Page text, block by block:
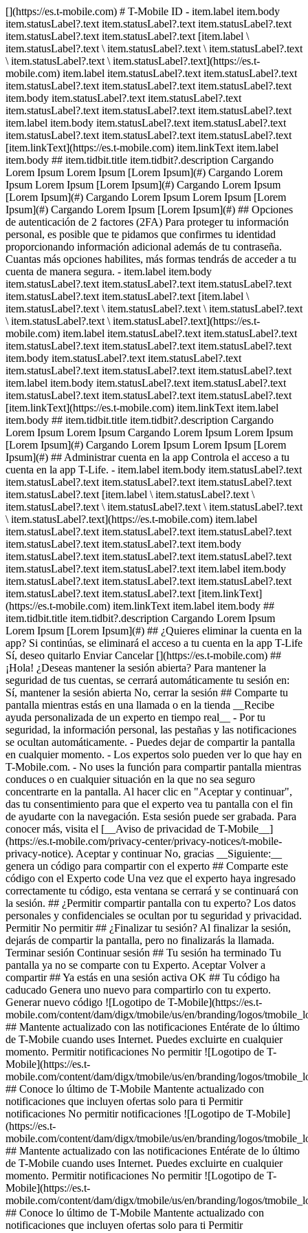
[](https://es.t-mobile.com) # T-Mobile ID - item.label item.body
item.statusLabel?.text item.statusLabel?.text item.statusLabel?.text
item.statusLabel?.text item.statusLabel?.text [item.label \
item.statusLabel?.text \ item.statusLabel?.text \ item.statusLabel?.text
\ item.statusLabel?.text \ item.statusLabel?.text](https://es.t-
mobile.com) item.label item.statusLabel?.text item.statusLabel?.text
item.statusLabel?.text item.statusLabel?.text item.statusLabel?.text
item.body item.statusLabel?.text item.statusLabel?.text
item.statusLabel?.text item.statusLabel?.text item.statusLabel?.text
item.label item.body item.statusLabel?.text item.statusLabel?.text
item.statusLabel?.text item.statusLabel?.text item.statusLabel?.text
[item.linkText](https://es.t-mobile.com) item.linkText item.label
item.body ## item.tidbit.title item.tidbit?.description Cargando
Lorem Ipsum Lorem Ipsum [Lorem Ipsum](#) Cargando Lorem
Ipsum Lorem Ipsum [Lorem Ipsum](#) Cargando Lorem Ipsum
[Lorem Ipsum](#) Cargando Lorem Ipsum Lorem Ipsum [Lorem
Ipsum](#) Cargando Lorem Ipsum [Lorem Ipsum](#) ## Opciones
de autenticación de 2 factores (2FA) Para proteger tu información
personal, es posible que te pidamos que confirmes tu identidad
proporcionando información adicional además de tu contraseña.
Cuantas más opciones habilites, más formas tendrás de acceder a tu
cuenta de manera segura. - item.label item.body
item.statusLabel?.text item.statusLabel?.text item.statusLabel?.text
item.statusLabel?.text item.statusLabel?.text [item.label \
item.statusLabel?.text \ item.statusLabel?.text \ item.statusLabel?.text
\ item.statusLabel?.text \ item.statusLabel?.text](https://es.t-
mobile.com) item.label item.statusLabel?.text item.statusLabel?.text
item.statusLabel?.text item.statusLabel?.text item.statusLabel?.text
item.body item.statusLabel?.text item.statusLabel?.text
item.statusLabel?.text item.statusLabel?.text item.statusLabel?.text
item.label item.body item.statusLabel?.text item.statusLabel?.text
item.statusLabel?.text item.statusLabel?.text item.statusLabel?.text
[item.linkText](https://es.t-mobile.com) item.linkText item.label
item.body ## item.tidbit.title item.tidbit?.description Cargando
Lorem Ipsum Lorem Ipsum Cargando Lorem Ipsum Lorem Ipsum
[Lorem Ipsum](#) Cargando Lorem Ipsum Lorem Ipsum [Lorem
Ipsum](#) ## Administrar cuenta en la app Controla el acceso a tu
cuenta en la app T-Life. - item.label item.body item.statusLabel?.text
item.statusLabel?.text item.statusLabel?.text item.statusLabel?.text
item.statusLabel?.text [item.label \ item.statusLabel?.text \
item.statusLabel?.text \ item.statusLabel?.text \ item.statusLabel?.text
\ item.statusLabel?.text](https://es.t-mobile.com) item.label
item.statusLabel?.text item.statusLabel?.text item.statusLabel?.text
item.statusLabel?.text item.statusLabel?.text item.body
item.statusLabel?.text item.statusLabel?.text item.statusLabel?.text
item.statusLabel?.text item.statusLabel?.text item.label item.body
item.statusLabel?.text item.statusLabel?.text item.statusLabel?.text
item.statusLabel?.text item.statusLabel?.text [item.linkText]
(https://es.t-mobile.com) item.linkText item.label item.body ##
item.tidbit.title item.tidbit?.description Cargando Lorem Ipsum
Lorem Ipsum [Lorem Ipsum](#) ## ¿Quieres eliminar la cuenta en la
app? Si continúas, se eliminará el acceso a tu cuenta en la app T-Life
Sí, deseo quitarlo Enviar Cancelar [](https://es.t-mobile.com) ##
¡Hola! ¿Deseas mantener la sesión abierta? Para mantener la
seguridad de tus cuentas, se cerrará automáticamente tu sesión en:
Sí, mantener la sesión abierta No, cerrar la sesión ## Comparte tu
pantalla mientras estás en una llamada o en la tienda __Recibe
ayuda personalizada de un experto en tiempo real__ - Por tu
seguridad, la información personal, las pestañas y las notificaciones
se ocultan automáticamente. - Puedes dejar de compartir la pantalla
en cualquier momento. - Los expertos solo pueden ver lo que hay en
T-Mobile.com. - No uses la función para compartir pantalla mientras
conduces o en cualquier situación en la que no sea seguro
concentrarte en la pantalla. Al hacer clic en "Aceptar y continuar",
das tu consentimiento para que el experto vea tu pantalla con el fin
de ayudarte con la navegación. Esta sesión puede ser grabada. Para
conocer más, visita el [__Aviso de privacidad de T-Mobile__]
(https://es.t-mobile.com/privacy-center/privacy-notices/t-mobile-
privacy-notice). Aceptar y continuar No, gracias __Siguiente:__
genera un código para compartir con el experto ## Comparte este
código con el Experto code Una vez que el experto haya ingresado
correctamente tu código, esta ventana se cerrará y se continuará con
la sesión. ## ¿Permitir compartir pantalla con tu experto? Los datos
personales y confidenciales se ocultan por tu seguridad y privacidad.
Permitir No permitir ## ¿Finalizar tu sesión? Al finalizar la sesión,
dejarás de compartir la pantalla, pero no finalizarás la llamada.
Terminar sesión Continuar sesión ## Tu sesión ha terminado Tu
pantalla ya no se comparte con tu Experto. Aceptar Volver a
compartir ## Ya estás en una sesión activa OK ## Tu código ha
caducado Genera uno nuevo para compartirlo con tu experto.
Generar nuevo código ![Logotipo de T-Mobile](https://es.t-
mobile.com/content/dam/digx/tmobile/us/en/branding/logos/
## Mantente actualizado con las notificaciones Entérate de lo último
de T-Mobile cuando uses Internet. Puedes excluirte en cualquier
momento. Permitir notificaciones No permitir ![Logotipo de T-
Mobile](https://es.t-
mobile.com/content/dam/digx/tmobile/us/en/branding/logos/
## Conoce lo último de T-Mobile Mantente actualizado con
notificaciones que incluyen ofertas solo para ti Permitir
notificaciones No permitir notificaciones ![Logotipo de T-Mobile]
(https://es.t-
mobile.com/content/dam/digx/tmobile/us/en/branding/logos/
## Mantente actualizado con las notificaciones Entérate de lo último
de T-Mobile cuando uses Internet. Puedes excluirte en cualquier
momento. Permitir notificaciones No permitir ![Logotipo de T-
Mobile](https://es.t-
mobile.com/content/dam/digx/tmobile/us/en/branding/logos/
## Conoce lo último de T-Mobile Mantente actualizado con
notificaciones que incluyen ofertas solo para ti Permitir